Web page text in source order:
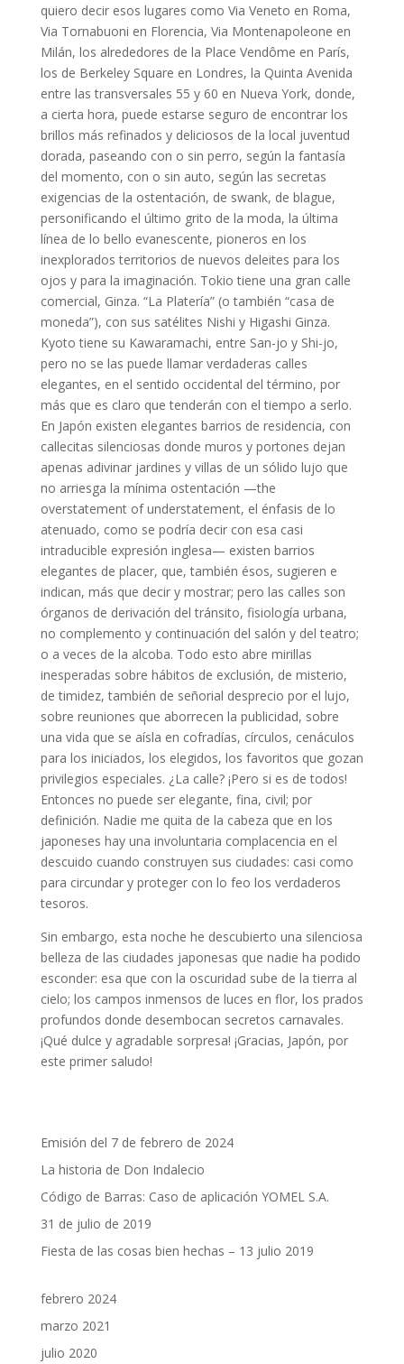
quiero decir esos lugares como Via Veneto en Roma,
Via Tornabuoni en Florencia, Via Montenapoleone en
Milán, los alrededores de la Place Vendôme en París,
los de Berkeley Square en Londres, la Quinta Avenida
entre las transversales 55 y 60 en Nueva York, donde,
a cierta hora, puede estarse seguro de encontrar los
brillos más refinados y deliciosos de la local juventud
dorada, paseando con o sin perro, según la fantasía
del momento, con o sin auto, según las secretas
exigencias de la ostentación, de swank, de blague,
personificando el último grito de la moda, la última
línea de lo bello evanescente, pioneros en los
inexplorados territorios de nuevos deleites para los
ojos y para la imaginación. Tokio tiene una gran calle
comercial, Ginza. “La Platería” (o también “casa de
moneda”), con sus satélites Nishi y Higashi Ginza.
Kyoto tiene su Kawaramachi, entre San-jo y Shi-jo,
pero no se las puede llamar verdaderas calles
elegantes, en el sentido occidental del término, por
más que es claro que tenderán con el tiempo a serlo.
En Japón existen elegantes barrios de residencia, con
callecitas silenciosas donde muros y portones dejan
apenas adivinar jardines y villas de un sólido lujo que
no arriesga la mínima ostentación —the
overstatement of understatement, el énfasis de lo
atenuado, como se podría decir con esa casi
intraducible expresión inglesa— existen barrios
elegantes de placer, que, también ésos, sugieren e
indican, más que decir y mostrar; pero las calles son
órganos de derivación del tránsito, fisiología urbana,
no complemento y continuación del salón y del teatro;
o a veces de la alcoba. Todo esto abre mirillas
inesperadas sobre hábitos de exclusión, de misterio,
de timidez, también de señorial desprecio por el lujo,
sobre reuniones que aborrecen la publicidad, sobre
una vida que se aísla en cofradías, círculos, cenáculos
para los iniciados, los elegidos, los favoritos que gozan
privilegios especiales. ¿La calle? ¡Pero si es de todos!
Entonces no puede ser elegante, fina, civil; por
definición. Nadie me quita de la cabeza que en los
japoneses hay una involuntaria complacencia en el
descuido cuando construyen sus ciudades: casi como
para circundar y proteger con lo feo los verdaderos
tesoros.
Sin embargo, esta noche he descubierto una silenciosa
belleza de las ciudades japonesas que nadie ha podido
esconder: esa que con la oscuridad sube de la tierra al
cielo; los campos inmensos de luces en flor, los prados
profundos donde desembocan secretos carnavales.
¡Qué dulce y agradable sorpresa! ¡Gracias, Japón, por
este primer saludo!
Emisión del 7 de febrero de 2024
La historia de Don Indalecio
Código de Barras: Caso de aplicación YOMEL S.A.
31 de julio de 2019
Fiesta de las cosas bien hechas – 13 julio 2019
febrero 2024
marzo 2021
julio 2020